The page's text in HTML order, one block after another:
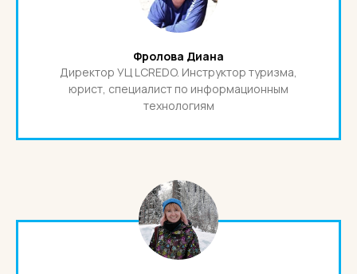
Фролова Диана
Директор УЦ LCREDO. Инструктор туризма,
юрист, специалист по информационным
технологиям